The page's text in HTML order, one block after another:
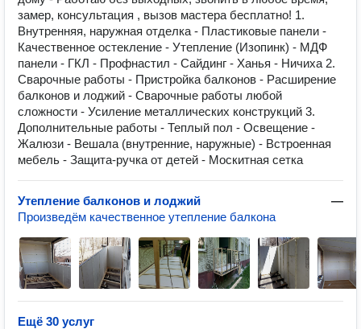
замер, консультация , вызов мастера бесплатно! 1.
Внутренняя, наружная отделка - Пластиковые панели -
Качественное остекление - Утепление (Изопинк) - МДФ
панели - ГКЛ - Профнастил - Сайдинг - Ханья - Ничиха 2.
Сварочные работы - Пристройка балконов - Расширение
балконов и лоджий - Сварочные работы любой
сложности - Усиление металлических конструкций 3.
Дополнительные работы - Теплый пол - Освещение -
Жалюзи - Вешала (внутренние, наружные) - Встроенная
мебель - Защита-ручка от детей - Москитная сетка
Утепление балконов и лоджий
—
Произведём качественное утепление балкона
Ещё 30 услуг